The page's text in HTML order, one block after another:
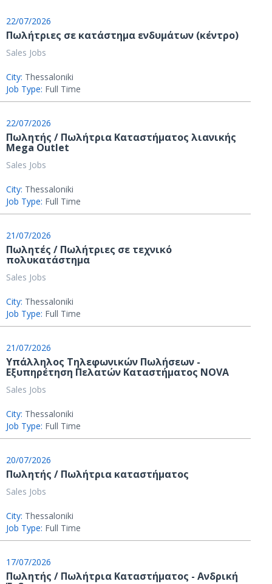
22/07/2026
Πωλήτριες σε κατάστημα ενδυμάτων (κέντρο)
Sales Jobs
City: Thessaloniki
Job Type: Full Time
22/07/2026
Πωλητής / Πωλήτρια Καταστήματος λιανικής
Mega Outlet
Sales Jobs
City: Thessaloniki
Job Type: Full Time
21/07/2026
Πωλητές / Πωλήτριες σε τεχνικό
πολυκατάστημα
Sales Jobs
City: Thessaloniki
Job Type: Full Time
21/07/2026
Υπάλληλος Τηλεφωνικών Πωλήσεων -
Εξυπηρέτηση Πελατών Καταστήματος NOVA
Sales Jobs
City: Thessaloniki
Job Type: Full Time
20/07/2026
Πωλητής / Πωλήτρια καταστήματος
Sales Jobs
City: Thessaloniki
Job Type: Full Time
17/07/2026
Πωλητής / Πωλήτρια Καταστήματος - Ανδρική